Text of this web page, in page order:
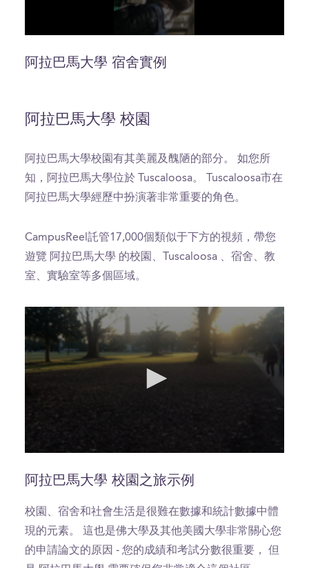
of
0
阿拉巴馬大學 宿舍實例
阿拉巴馬大學 校園
阿拉巴馬大學校園有其美麗及醜陋的部分。 如您所
知，阿拉巴馬大學位於 Tuscaloosa。 Tuscaloosa市在
阿拉巴馬大學經歷中扮演著非常重要的角色。
CampusReel託管17,000個類似于下方的視頻，帶您
遊覽 阿拉巴馬大學 的校園、Tuscaloosa 、宿舍、教
室、實驗室等多個區域。
of
0
阿拉巴馬大學 校園之旅示例
校園、宿舍和社會生活是很難在數據和統計數據中體
現的元素。 這也是佛大學及其他美國大學非常關心您
的申請論文的原因 - 您的成績和考試分數很重要， 但